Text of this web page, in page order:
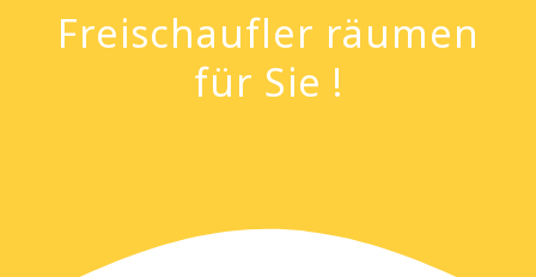
Freischaufler räumen
für Sie !